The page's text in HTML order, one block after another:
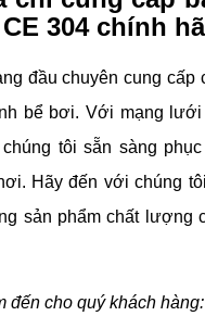
304 chính
đầu chuyên cung cấp
bể bơi. Với mạng lưới
tôi sẵn sàng
Hãy đến với chúng
sản phẩm chất lượng
đến cho quý khách hàng: